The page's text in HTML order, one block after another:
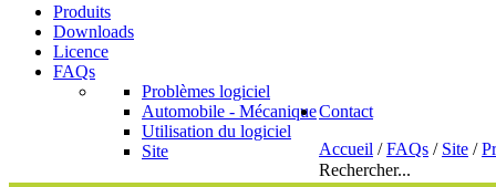
Produits
Downloads
Licence
FAQs
Problèmes logiciel
Automobile - Mécanique
Utilisation du logiciel
Site
Contact
Accueil /FAQs / Site /
Rechercher...